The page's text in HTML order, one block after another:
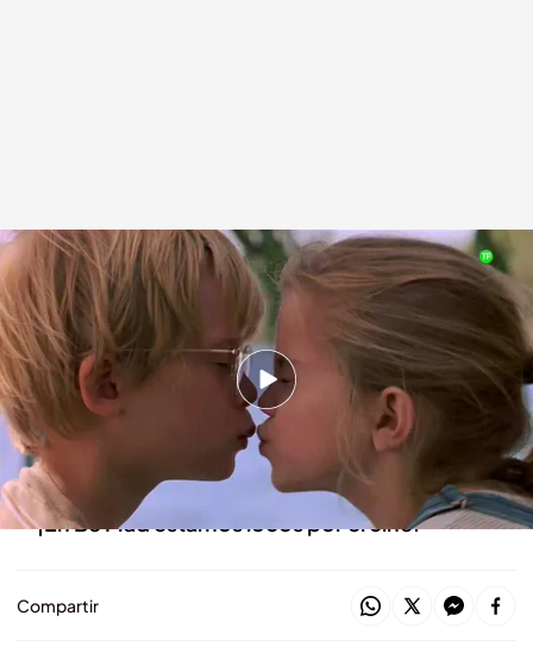
'Mi chica'
bemad.es
13 SEP 2024 - 16:45h.
Dirigida por Howard Zieff
Macaulay Culkin y Anna Chlumsky
protagonizan la película
¡En Be Mad estamos locos por el cine!
Compartir